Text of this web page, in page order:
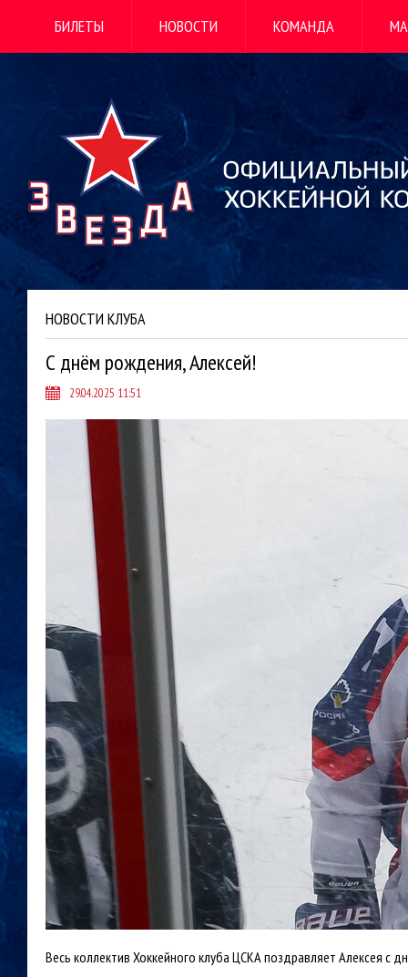
БИЛЕТЫ НОВОСТИ КОМАНДА
НОВОСТИ КЛУБА
С днём рождения, Алексей!
29.04.2025 11:51
Весь коллектив Хоккейного клуба ЦСКА поздравляет Алексея с